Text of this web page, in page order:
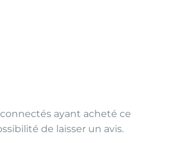
ayant acheté ce
de laisser un avis.